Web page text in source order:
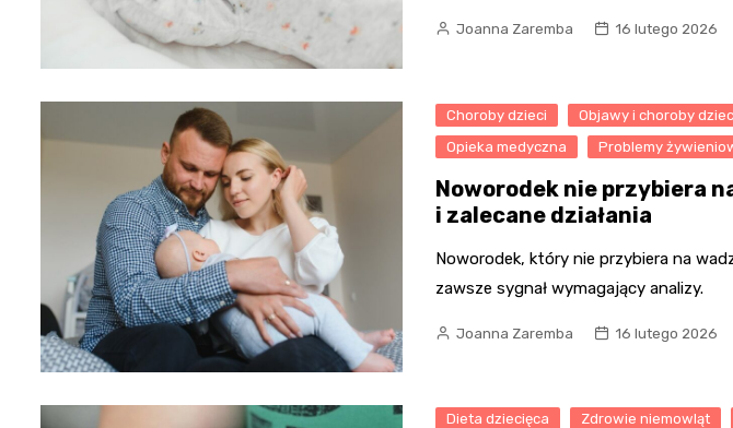
Joanna Zaremba 16 lutego 2026
Choroby dzieci Objawy i choroby
Opieka medyczna
Problemy
Noworodek nie przybiera
i zalecane działania
Noworodek, który nie przybiera na
zawsze sygnał wymagający analizy.
Joanna Zaremba 16 lutego 2026
Dieta dziecięca Zdrowie niemowląt